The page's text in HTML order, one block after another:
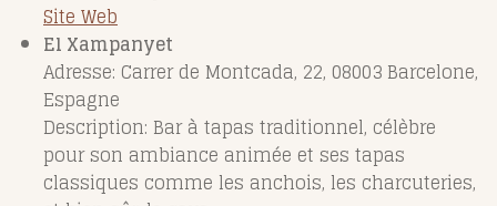
Site Web
El Xampanyet
Adresse: Carrer de Montcada, 22, 08003 Barcelone,
Espagne
Description: Bar à tapas traditionnel, célèbre
pour son ambiance animée et ses tapas
classiques comme les anchois, les charcuteries,